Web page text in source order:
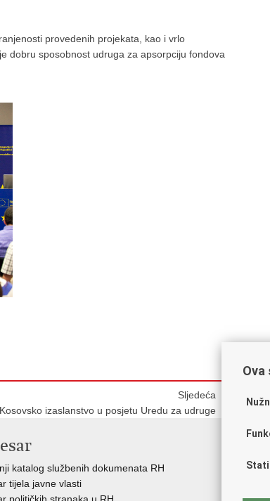
provedenih projekata, kao i vrlo
dobru sposobnost udruga za apsorpciju fondova
Sljedeća
Kosovsko izaslanstvo u posjetu Uredu za udruge
katalog službenih dokumenata RH
tijela javne vlasti